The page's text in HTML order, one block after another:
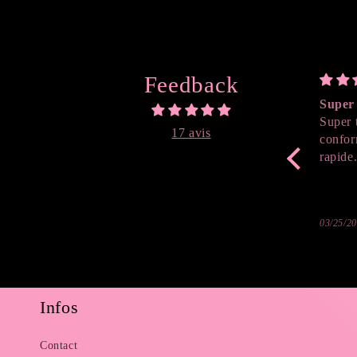
Feedback
17 avis
Super
03/25/
Infos
Contact